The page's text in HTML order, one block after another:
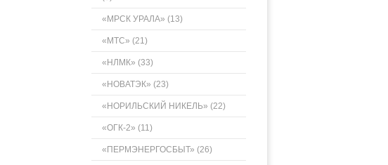
«МРСК УРАЛА» (13)
«МТС» (21)
«НЛМК» (33)
«НОВАТЭК» (23)
«НОРИЛЬСКИЙ НИКЕЛЬ» (22)
«ОГК-2» (11)
«ПЕРМЭНЕРГОСБЫТ» (26)